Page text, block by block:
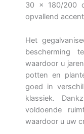
30 x 180/200
opvallend
Het
bescherming
waardoor u
potten en
goed in
klassiek.
voldoende
waardoor u uw